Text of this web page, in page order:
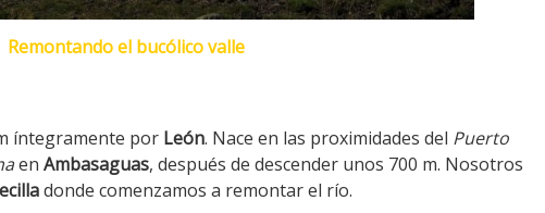
Remontando el bucólico valle
íntegramente por León. Nace en las proximidades del Puerto
en Ambasaguas, después de descender unos 700 m. Nosotros
donde comenzamos a remontar el río.